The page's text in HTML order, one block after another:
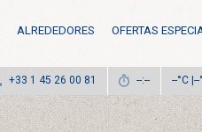
ALREDEDORES OFERTAS
+33 1 45 26 00 81 --:-- --°C | --